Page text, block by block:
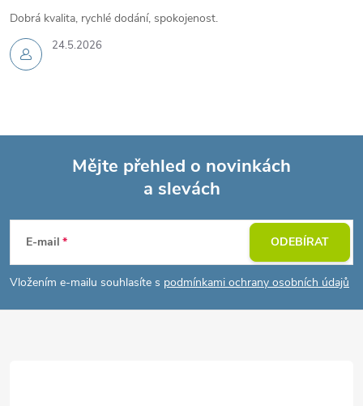
24.5.2026
Dobrá kvalita, rychlé dodání, spokojenost.
p
Mějte přehled o novinkách
a slevách
E-mail
Vložením e-mailu souhlasíte s podmínkami ochrany osobních údajů
ODEBÍRAT